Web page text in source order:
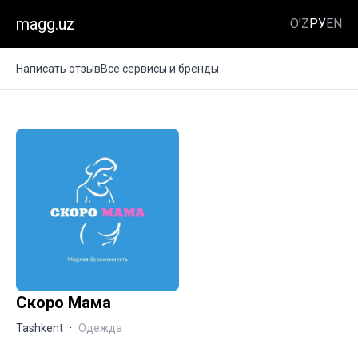
magg.uz O'ZРУEN
Написать отзывВсе сервисы и бренды
Скоро Мама
Tashkent · Одежда